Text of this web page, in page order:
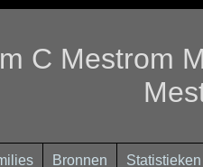
C Mestrom
Bronnen Statistieken